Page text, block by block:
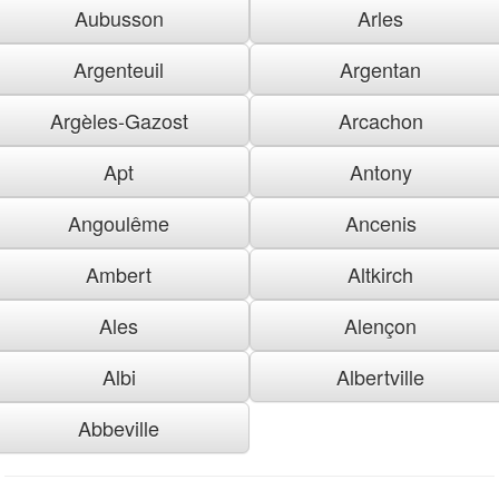
Aubusson
Arles
Argenteuil
Argentan
Argèles-Gazost
Arcachon
Apt
Antony
Angoulême
Ancenis
Ambert
Altkirch
Ales
Alençon
Albi
Albertville
Abbeville